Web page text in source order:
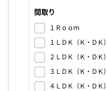
間取り
１Ｒｏｏｍ
１ＬＤＫ（Ｋ・ＤＫ）
２ＬＤＫ（Ｋ・ＤＫ）
３ＬＤＫ（Ｋ・ＤＫ）
４ＬＤＫ（Ｋ・ＤＫ）